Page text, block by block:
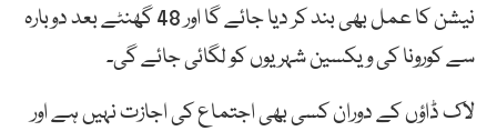
نیشن کا عمل بھی بند کر دیا جائے گا اور 48 گھنٹے بعد دوبارہ
سے کورونا کی ویکسین شہریوں کو لگائی جائے گی۔
لاک ڈاؤں کے دوران کسی بھی اجتماع کی اجازت نہیں ہے اور